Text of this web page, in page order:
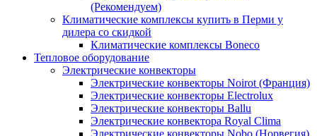
(Рекомендуем)
Климатические комплексы купить в Перми у
дилера со скидкой
Климатические комплексы Boneсo
Тепловое оборудование
Электрические конвекторы
Электрические конвекторы Noirot (Франция)
Электрические конвекторы Electrolux
Электрические конвекторы Ballu
Электрические конвектора Royal Clima
Электрические конвекторы Nobo (Норвегия)